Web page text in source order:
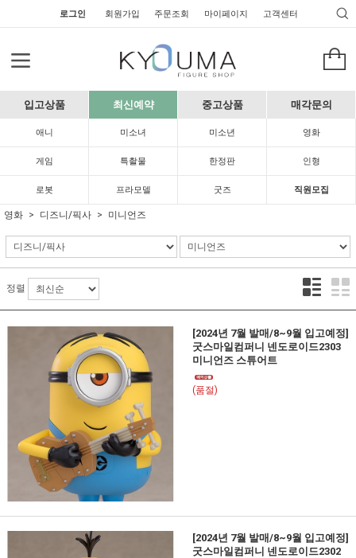
로그인 회원가입 주문조회 마이페이지 고객센터
입고상품 최신예약 중고상품 매각문의
애니 미소녀 미소년 영화
게임 특촬물 한정판 인형
로봇 프라모델 굿즈 직원모집
영화 디즈니/픽사 미니언즈
정렬
[2024년 7월 발매/8~9월 입고예정]
굿스마일컴퍼니 넨도로이드2303
미니언즈 스튜어트
(품절)
[2024년 7월 발매/8~9월 입고예정]
굿스마일컴퍼니 넨도로이드2302